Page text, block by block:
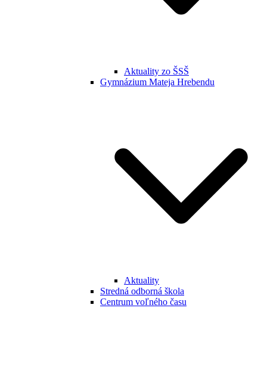
Aktuality zo ŠSŠ
Gymnázium Mateja Hrebendu
Aktuality
Stredná odborná škola
Centrum voľného času